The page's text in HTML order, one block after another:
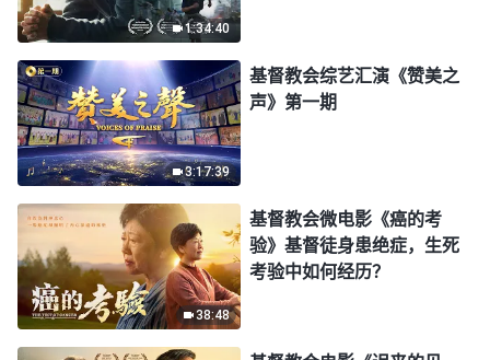
1:34:40
3:17:39
基督教会综艺汇演《赞美之
声》第一期
38:48
基督教会微电影《癌的考
验》基督徒身患绝症，生死
考验中如何经历？